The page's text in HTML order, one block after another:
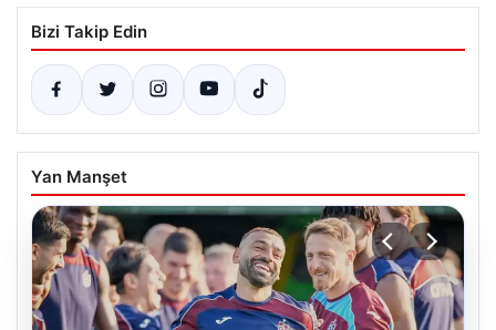
Bizi Takip Edin
Yan Manşet